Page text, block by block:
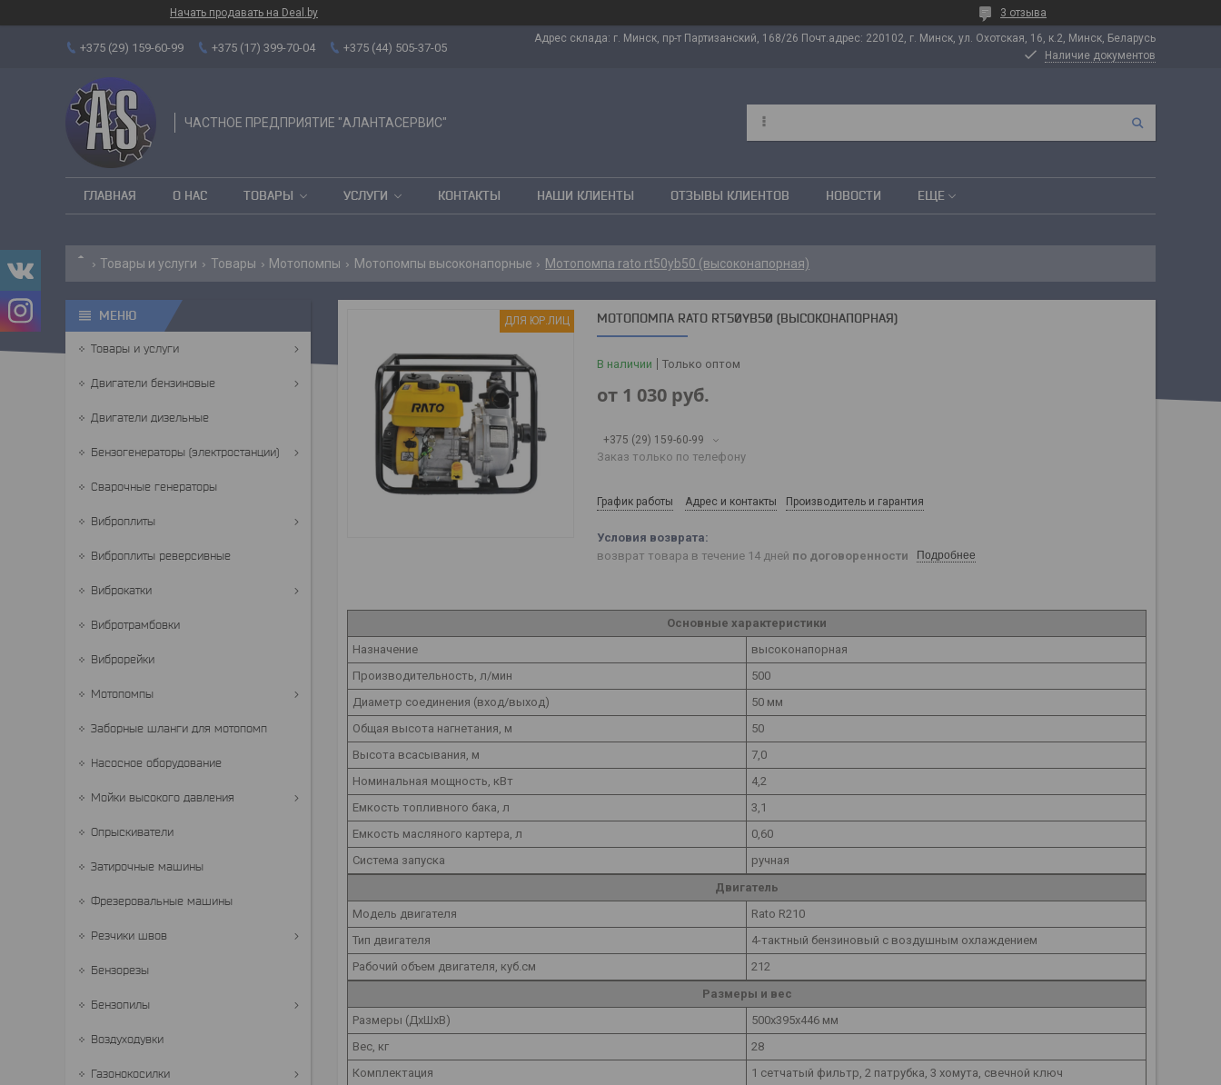
Начать продавать на Deal.by 3 отзыва
+375 (29) 159-60-99 +375 (17) 399-70-04 +375 (44) 505-37-05
Адрес склада: г. Минск, пр-т Партизанский, 168/26 Почт.адрес: 220102, г. Минск, ул. Охотская, 16, к.2, Минск, Беларусь
Наличие документов
ЧАСТНОЕ ПРЕДПРИЯТИЕ "АЛАНТАСЕРВИС"
ГЛАВНАЯ О НАС ТОВАРЫ УСЛУГИ КОНТАКТЫ НАШИ КЛИЕНТЫ ОТЗЫВЫ КЛИЕНТОВ НОВОСТИ ЕЩЕ
Товары и услуги Товары Мотопомпы Мотопомпы высоконапорные Мотопомпа rato rt50yb50 (высоконапорная)
ДЛЯ ЮР.ЛИЦ МОТОПОМПА RATO RT50YB50 (ВЫСОКОНАПОРНАЯ)
В наличии Только оптом
от 1 030 руб.
+375 (29) 159-60-99
Заказ только по телефону
График работы Адрес и контакты Производитель и гарантия
возврат товара в течение 14 дней по договоренности Подробнее
Основные характеристики
Назначение
высоконапорная
Производительность, л/мин
500
Диаметр соединения (вход/выход)
50 мм
Общая высота нагнетания, м
50
Высота всасывания, м
7,0
Номинальная мощность, кВт
4,2
Емкость топливного бака, л
3,1
Емкость масляного картера, л
0,60
Система запуска
ручная
Двигатель
Модель двигателя
Rato R210
Тип двигателя
4-тактный бензиновый с воздушным охлаждением
Рабочий объем двигателя, куб.см
212
Размеры и вес
Размеры (ДхШхВ)
500х395х446 мм
Вес, кг
28
Комплектация
1 сетчатый фильтр, 2 патрубка, 3 хомута, свечной ключ
Товары и услуги
Двигатели бензиновые
Двигатели дизельные
Бензогенераторы (электростанции)
Сварочные генераторы
Виброплиты
Виброплиты реверсивные
Виброкатки
Вибротрамбовки
Виброрейки
Мотопомпы
Заборные шланги для мотопомп
Насосное оборудование
Мойки высокого давления
Опрыскиватели
Затирочные машины
Фрезеровальные машины
Резчики швов
Бензорезы
Бензопилы
Воздуходувки
Газонокосилки